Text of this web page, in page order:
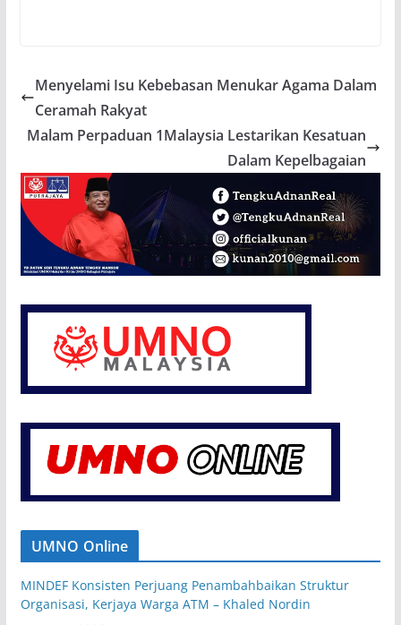
Menyelami Isu Kebebasan Menukar Agama Dalam
Ceramah Rakyat
Malam Perpaduan 1Malaysia Lestarikan Kesatuan
Dalam Kepelbagaian
UMNO Online
MINDEF Konsisten Perjuang Penambahbaikan Struktur
Organisasi, Kerjaya Warga ATM – Khaled Nordin